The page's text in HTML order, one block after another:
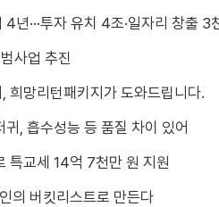
년···투자 유치 4조·일자리 창출 3
사업 추진
희망리턴패키지가 도와드립니다.
귀, 흡수성능 등 품질 차이 있어
특교세 14억 7천만 원 지원
의 버킷리스트로 만든다